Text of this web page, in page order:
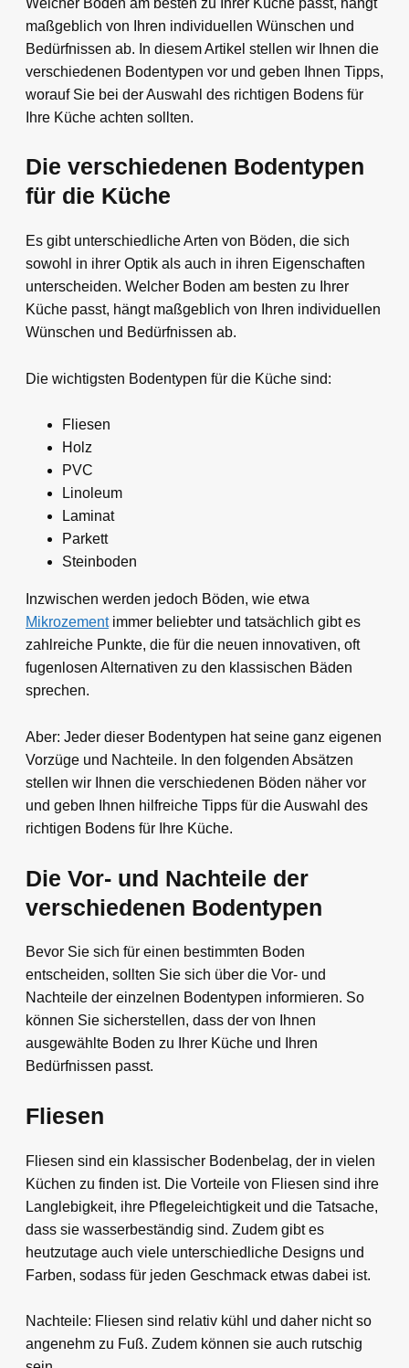
maßgeblich von Ihren individuellen Wünschen und
Bedürfnissen ab. In diesem Artikel stellen wir Ihnen die
verschiedenen Bodentypen vor und geben Ihnen Tipps,
worauf Sie bei der Auswahl des richtigen Bodens für
Ihre Küche achten sollten.
Die verschiedenen Bodentypen
für die Küche
Es gibt unterschiedliche Arten von Böden, die sich
sowohl in ihrer Optik als auch in ihren Eigenschaften
unterscheiden. Welcher Boden am besten zu Ihrer
Küche passt, hängt maßgeblich von Ihren individuellen
Wünschen und Bedürfnissen ab.
Die wichtigsten Bodentypen für die Küche sind:
Fliesen
Holz
PVC
Linoleum
Laminat
Parkett
Steinboden
Inzwischen werden jedoch Böden, wie etwa
Mikrozementimmer beliebter und tatsächlich gibt es
zahlreiche Punkte, die für die neuen innovativen, oft
fugenlosen Alternativen zu den klassischen Bäden
sprechen.
Aber: Jeder dieser Bodentypen hat seine ganz eigenen
Vorzüge und Nachteile. In den folgenden Absätzen
stellen wir Ihnen die verschiedenen Böden näher vor
und geben Ihnen hilfreiche Tipps für die Auswahl des
richtigen Bodens für Ihre Küche.
Die Vor- und Nachteile der
verschiedenen Bodentypen
Bevor Sie sich für einen bestimmten Boden
entscheiden, sollten Sie sich über die Vor- und
Nachteile der einzelnen Bodentypen informieren. So
können Sie sicherstellen, dass der von Ihnen
ausgewählte Boden zu Ihrer Küche und Ihren
Bedürfnissen passt.
Fliesen
Fliesen sind ein klassischer Bodenbelag, der in vielen
Küchen zu finden ist. Die Vorteile von Fliesen sind ihre
Langlebigkeit, ihre Pflegeleichtigkeit und die Tatsache,
dass sie wasserbeständig sind. Zudem gibt es
heutzutage auch viele unterschiedliche Designs und
Farben, sodass für jeden Geschmack etwas dabei ist.
Nachteile: Fliesen sind relativ kühl und daher nicht so
angenehm zu Fuß. Zudem können sie auch rutschig